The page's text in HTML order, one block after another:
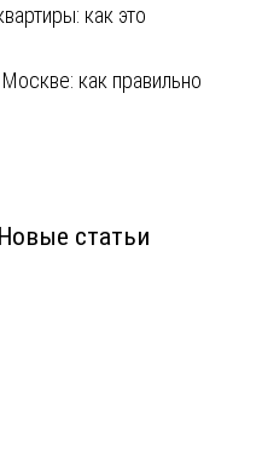
как это
как правильно
Новые статьи